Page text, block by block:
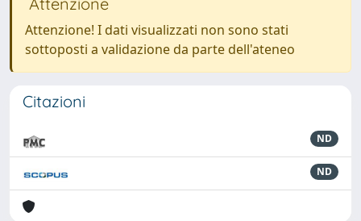
Attenzione! I dati visualizzati non sono stati
sottoposti a validazione da parte dell'ateneo
Citazioni
ND
ND